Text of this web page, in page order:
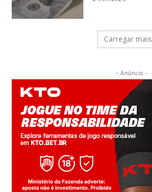
Carregar mais
- Anúncio -